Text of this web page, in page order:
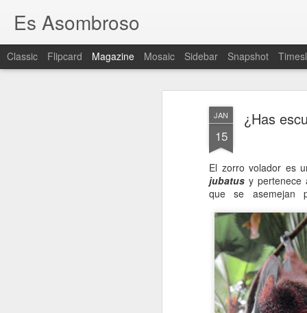
JAN
15
¿Has
El zorro volador es
jubatus y pertenece
que se
Es Asombroso
Classic Flipcard Magazine Mosaic Sidebar Snapshot